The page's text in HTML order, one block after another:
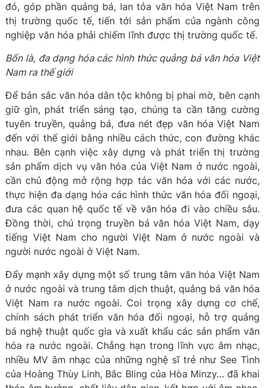
đó, góp phần quảng bá, lan tỏa văn hóa Việt Nam trên
thị trường quốc tế, tiến tới sản phẩm của ngành công
nghiệp văn hóa phải chiếm lĩnh được thị trường quốc tế.
Bốn là, đa dạng hóa các hình thức quảng bá văn hóa Việt
Nam ra thế giới
Để bản sắc văn hóa dân tộc không bị phai mờ, bên cạnh
giữ gìn, phát triển sáng tạo, chúng ta cần tăng cường
tuyên truyền, quảng bá, đưa nét đẹp văn hóa Việt Nam
đến với thế giới bằng nhiều cách thức, con đường khác
nhau. Bên cạnh việc xây dựng và phát triển thị trường
sản phẩm dịch vụ văn hóa của Việt Nam ở nước ngoài,
cần chủ động mở rộng hợp tác văn hóa với các nước,
thực hiện đa dạng hóa các hình thức văn hóa đối ngoại,
đưa các quan hệ quốc tế về văn hóa đi vào chiều sâu.
Đồng thời, chú trọng truyền bá văn hóa Việt Nam, dạy
tiếng Việt Nam cho người Việt Nam ở nước ngoài và
người nước ngoài ở Việt Nam.
Đẩy mạnh xây dựng một số trung tâm văn hóa Việt Nam
ở nước ngoài và trung tâm dịch thuật, quảng bá văn hóa
Việt Nam ra nước ngoài. Coi trọng xây dựng cơ chế,
chính sách phát triển văn hóa đối ngoại, hỗ trợ quảng
bá nghệ thuật quốc gia và xuất khẩu các sản phẩm văn
hóa ra nước ngoài. Chẳng hạn trong lĩnh vực âm nhạc,
nhiều MV âm nhạc của những nghệ sĩ trẻ như See Tình
của Hoàng Thùy Linh, Bắc Bling của Hòa Minzy… đã khai